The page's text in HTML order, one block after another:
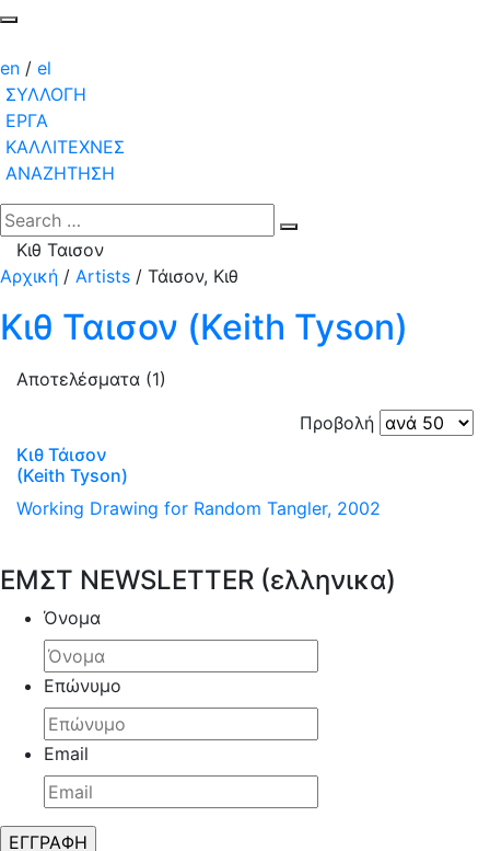
en / el
ΣΥΛΛΟΓΗ
ΕΡΓΑ
ΚΑΛΛΙΤΕΧΝΕΣ
ΑΝΑΖΗΤΗΣΗ
Κιθ Ταισον
Αρχική / Artists / Τάισον, Κιθ
Κιθ Ταισον (Keith Tyson)
Αποτελέσματα (1)
Προβολή
Κιθ Τάισον
(Keith Tyson)
Working Drawing for Random Tangler, 2002
ΕΜΣΤ NEWSLETTER (ελληνικα)
Όνομα
Επώνυμο
Email